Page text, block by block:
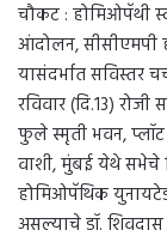
चौकट : होमिओपॅथी
आंदोलन, सीसीएमपी
यासंदर्भात सविस्तर
रविवार (दि.13)
फुले स्मृती भवन,
वाशी, मुंबई येथे सभेचे
होमिओपॅथिक